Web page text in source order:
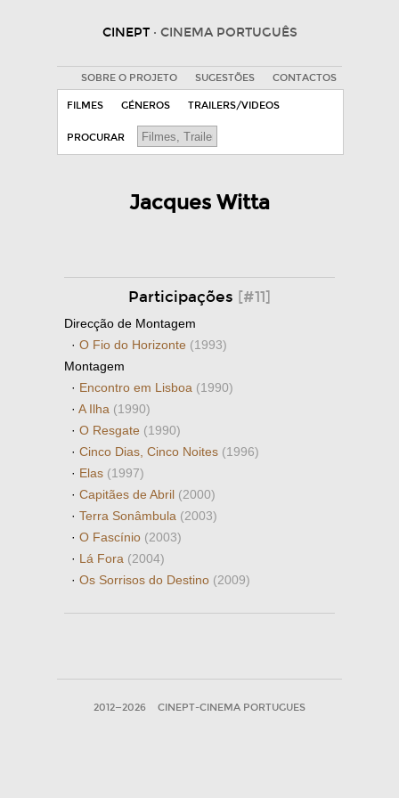
CINEPT · CINEMA PORTUGUÊS
SOBRE O PROJETO SUGESTÕES CONTACTOS
FILMES GÉNEROS TRAILERS/VIDEOS
PROCURAR
Jacques Witta
Participações [#11]
Direcção de Montagem
· O Fio do Horizonte (1993)
Montagem
· Encontro em Lisboa (1990)
· A Ilha (1990)
· O Resgate (1990)
· Cinco Dias, Cinco Noites (1996)
· Elas (1997)
· Capitães de Abril (2000)
· Terra Sonâmbula (2003)
· O Fascínio (2003)
· Lá Fora (2004)
· Os Sorrisos do Destino (2009)
2012—2026 CINEPT-CINEMA PORTUGUES